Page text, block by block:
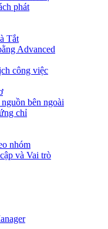
phát
Tắt
Advanced
công việc
bên ngoài
chỉ
nhóm
và Vai trò